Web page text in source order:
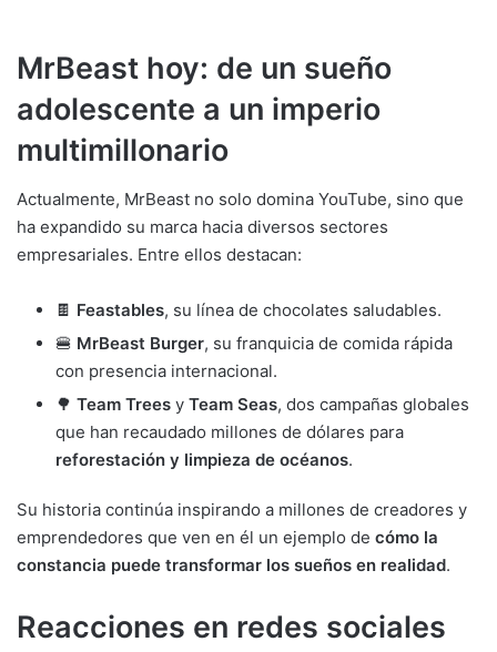
MrBeast hoy: de un sueño
adolescente a un imperio
multimillonario
Actualmente, MrBeast no solo domina YouTube, sino que
ha expandido su marca hacia diversos sectores
empresariales. Entre ellos destacan:
🍫 Feastables, su línea de chocolates saludables.
🍔 MrBeast Burger, su franquicia de comida rápida
con presencia internacional.
🌳 Team Trees y Team Seas, dos campañas globales
que han recaudado millones de dólares para
reforestación y limpieza de océanos.
Su historia continúa inspirando a millones de creadores y
emprendedores que ven en él un ejemplo de cómo la
constancia puede transformar los sueños en realidad.
Reacciones en redes sociales